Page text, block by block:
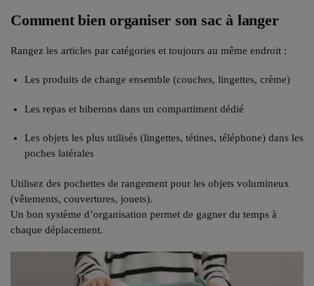
Comment bien organiser son sac à langer
Rangez les articles par catégories et toujours au même endroit :
Les produits de change ensemble (couches, lingettes, crème)
Les repas et biberons dans un compartiment dédié
Les objets les plus utilisés (lingettes, tétines, téléphone) dans les
poches latérales
Utilisez des pochettes de rangement pour les objets volumineux
(vêtements, couvertures, jouets).
Un bon système d’organisation permet de gagner du temps à
chaque déplacement.